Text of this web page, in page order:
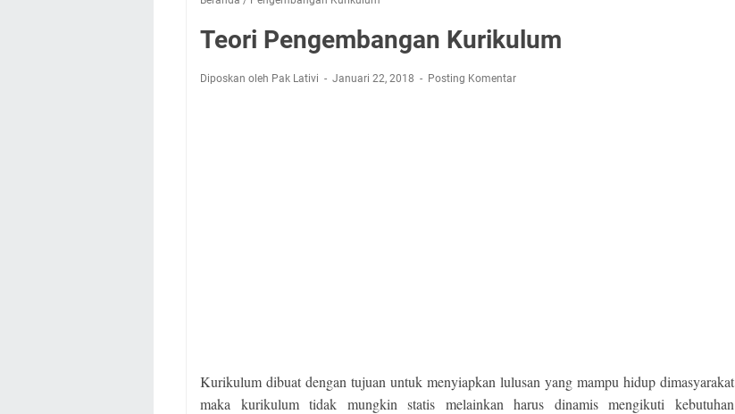
Teori Pengembangan Kurikulum
Diposkan oleh Pak Lativi Januari 22, 2018 Posting Komentar
Kurikulum dibuat dengan tujuan untuk menyiapkan lulusan yang mampu hidup dimasyarakat
maka kurikulum tidak mungkin statis melainkan harus dinamis mengikuti kebutuhan